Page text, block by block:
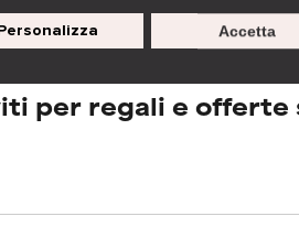
Accetta
infiammazioni, secchezza, ecc.
che fa più male che bene.
infiammazioni, secchezza, ecc.
che fa più male che bene.
per regali e offerte